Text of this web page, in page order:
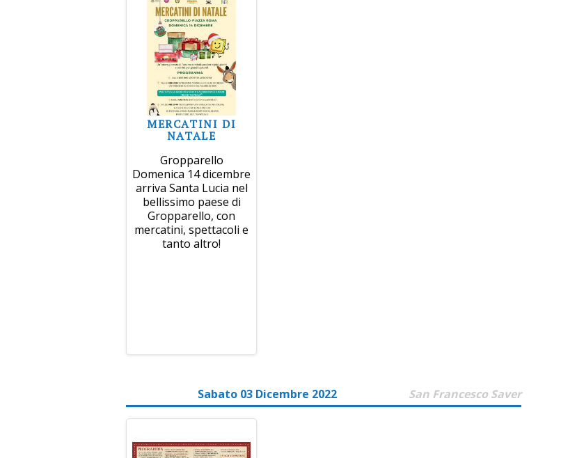
MERCATINI DI
NATALE
Gropparello
Domenica 14 dicembre
arriva Santa Lucia nel
bellissimo paese di
Gropparello, con
mercatini, spettacoli e
tanto altro!
Sabato 03 Dicembre 2022 San Francesco Saver